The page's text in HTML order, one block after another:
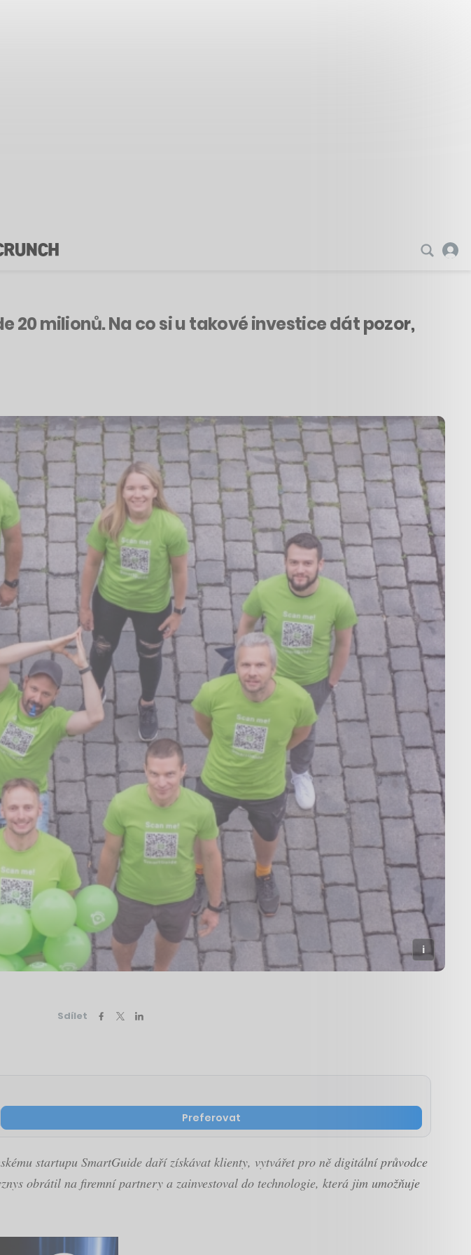
milionů. Na co si u takové investice dát pozor,
Sdílet
Preferovat
startupu SmartGuide daří získávat klienty, vytvářet pro ně digitální průvodce
obrátil na firemní partnery a zainvestoval do technologie, která jim umožňuje